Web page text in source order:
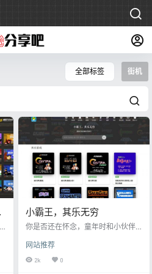
全部标签 街机
小霸王，其乐无穷
你是否还在怀念，童年时和小伙伴
赤色要塞的时光。 随着电脑和手机
的普及，当年的红白机、小霸王学
网站推荐
2k 0